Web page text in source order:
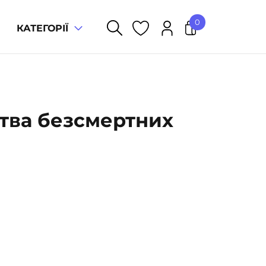
КАТЕГОРІЇ
0
У кошику немає товарів.
безсмертних